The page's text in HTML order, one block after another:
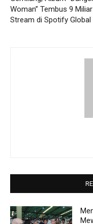
Woman” Tembus 9 Miliar
Stream di Spotify Global